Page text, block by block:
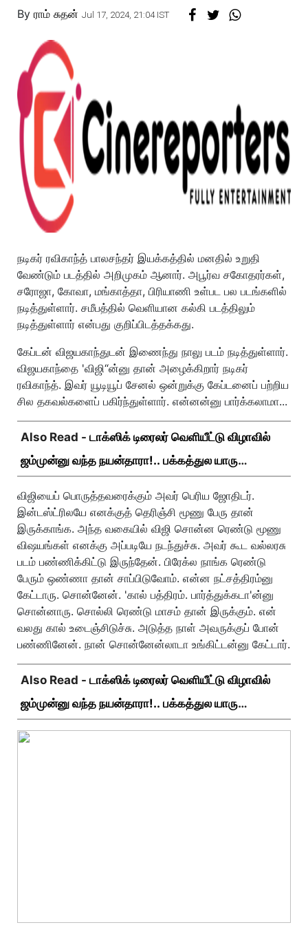
By ராம் சுதன் Jul 17, 2024, 21:04 IST
நடிகர் ரவிகாந்த் பாலசந்தர் இயக்கத்தில் மனதில் உறுதி
வேண்டும் படத்தில் அறிமுகம் ஆனார். அபூர்வ சகோதரர்கள்,
சரோஜா, கோவா, மங்காத்தா, பிரியாணி உள்பட பல படங்களில்
நடித்துள்ளார். சமீபத்தில் வெளியான கல்கி படத்திலும்
நடித்துள்ளார் என்பது குறிப்பிடத்தக்கது.
கேப்டன் விஜயகாந்துடன் இணைந்து நாலு படம் நடித்துள்ளார்.
விஜயகாந்தை 'விஜி“ன்னு தான் அழைக்கிறார் நடிகர்
ரவிகாந்த். இவர் யூடியூப் சேனல் ஒன்றுக்கு கேப்டனைப் பற்றிய
சில தகவல்களைப் பகிர்ந்துள்ளார். என்னன்னு பார்க்கலாமா...
Also Read - டாக்ஸிக் டிரைலர் வெளியீட்டு விழாவில்
ஜம்முன்னு வந்த நயன்தாரா!.. பக்கத்துல யாரு
விஜியைப் பொருத்தவரைக்கும் அவர் பெரிய ஜோதிடர்.
இன்டஸ்ட்ரிலயே எனக்குத் தெரிஞ்சி மூணு பேரு தான்
இருக்காங்க. அந்த வகையில் விஜி சொன்ன ரெண்டு மூணு
விஷயங்கள் எனக்கு அப்படியே நடந்துச்சு. அவர் கூட வல்லரசு
படம் பண்ணிக்கிட்டு இருந்தேன். பிரேக்ல நாங்க ரெண்டு
பேரும் ஒண்ணா தான் சாப்பிடுவோம். என்ன நட்சத்திரம்னு
கேட்டாரு. சொன்னேன். 'கால் பத்திரம். பார்த்துக்கடா'ன்னு
சொன்னாரு. சொல்லி ரெண்டு மாசம் தான் இருக்கும். என்
வலது கால் உடைஞ்சிடுச்சு. அடுத்த நாள் அவருக்குப் போன்
பண்ணினேன். நான் சொன்னேன்லாடா உங்கிட்டன்னு கேட்டார்.
Also Read - டாக்ஸிக் டிரைலர் வெளியீட்டு விழாவில்
ஜம்முன்னு வந்த நயன்தாரா!.. பக்கத்துல யாரு
பாருங்க!..